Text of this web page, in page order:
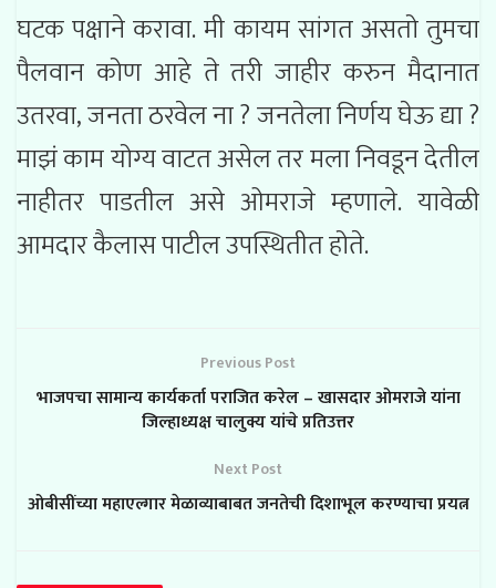
घटक पक्षाने करावा. मी कायम सांगत असतो तुमचा
पैलवान कोण आहे ते तरी जाहीर करुन मैदानात
उतरवा, जनता ठरवेल ना ? जनतेला निर्णय घेऊ द्या ?
माझं काम योग्य वाटत असेल तर मला निवडून देतील
नाहीतर पाडतील असे ओमराजे म्हणाले. यावेळी
आमदार कैलास पाटील उपस्थितीत होते.
Previous Post
भाजपचा सामान्य कार्यकर्ता पराजित करेल – खासदार ओमराजे यांना
जिल्हाध्यक्ष चालुक्य यांचे प्रतिउत्तर
Next Post
ओबीसींच्या महाएल्गार मेळाव्याबाबत जनतेची दिशाभूल करण्याचा प्रयत्न